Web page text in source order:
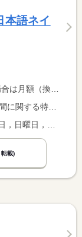
語ネイ
間額を表示しています。
就業時間１ 15時50分〜19時20分 就業時間に関する特記事項 ★水曜のバイリンガルクラスの現在の講師が家庭の事情で退職とな <BR> り急募！水曜勤務できることが必須条件 <BR> ※火曜と木曜は固定講師の休みに代行依頼する場合あり
月曜日，火曜日，木曜日，金曜日，土曜日，日曜日，祝日，その他
転載)